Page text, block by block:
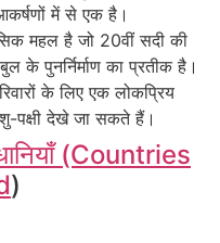
में से एक है।
महल है जो 20वीं सदी की
पुनर्निर्माण का प्रतीक है।
के लिए एक लोकप्रिय
पक्षी देखे जा सकते हैं।
(Countries
)